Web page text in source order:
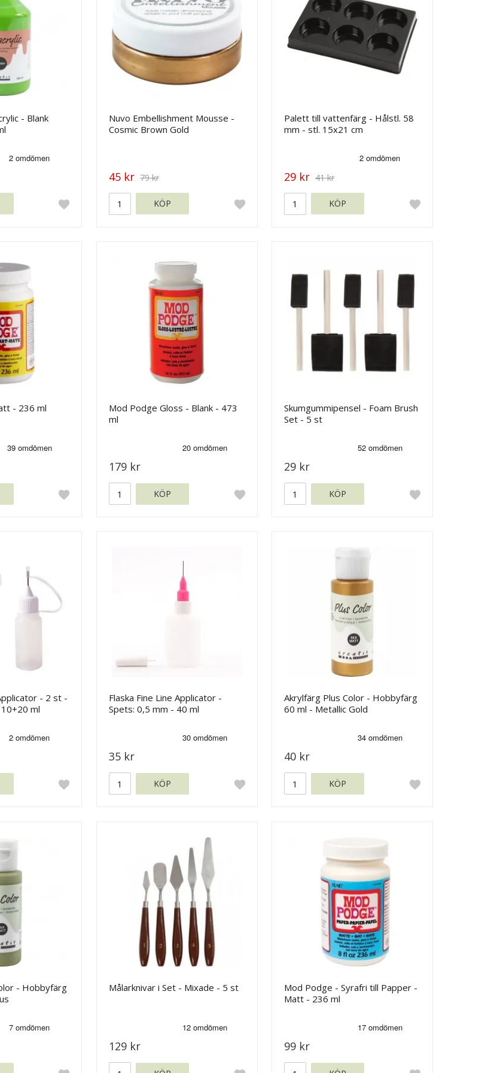
- Blank
Nuvo Embellishment Mousse -
Cosmic Brown Gold
45 kr 79 kr
KÖP
Palett till vattenfärg - Hålstl. 58
mm - stl. 15x21 cm
29 kr 41 kr
KÖP
- 236 ml
Mod Podge Gloss - Blank - 473
ml
179 kr
KÖP
Skumgummipensel - Foam Brush
Set - 5 st
29 kr
KÖP
- 2 st -
ml
Flaska Fine Line Applicator -
Spets: 0,5 mm - 40 ml
35 kr
KÖP
Akrylfärg Plus Color - Hobbyfärg
60 ml - Metallic Gold
40 kr
KÖP
- Hobbyfärg
Målarknivar i Set - Mixade - 5 st
129 kr
Mod Podge - Syrafri till Papper -
Matt - 236 ml
99 kr